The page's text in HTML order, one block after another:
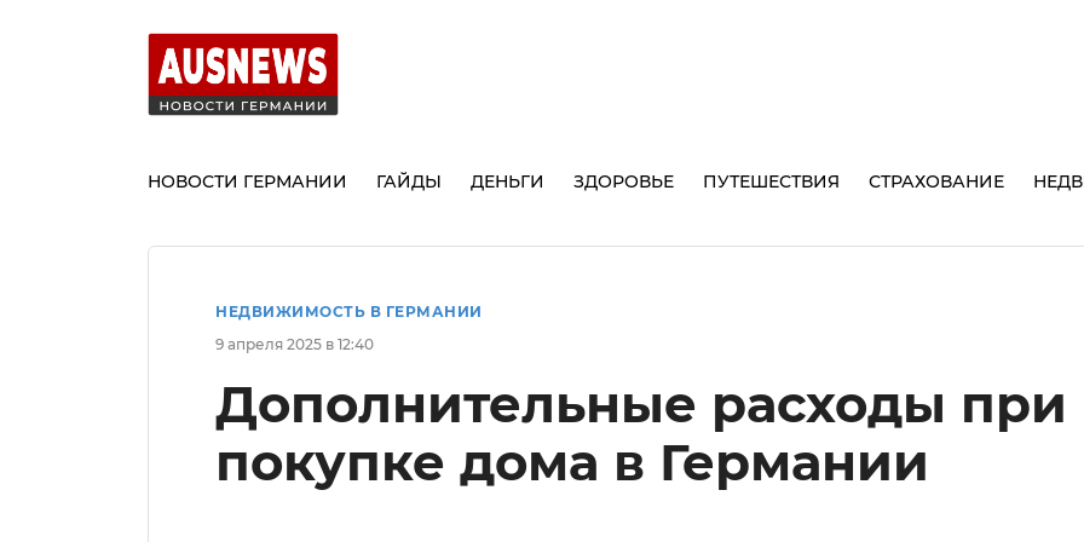
НОВОСТИ ГЕРМАНИИ ГАЙДЫ ДЕНЬГИ ЗДОРОВЬЕ ПУТЕШЕСТВИЯ СТРАХОВАНИЕ
НЕДВИЖИМОСТЬ В ГЕРМАНИИ
9 апреля 2025 в 12:40
Дополнительные расходы при
покупке дома в Германии